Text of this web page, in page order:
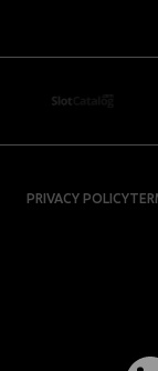
PRIVACY POLICY